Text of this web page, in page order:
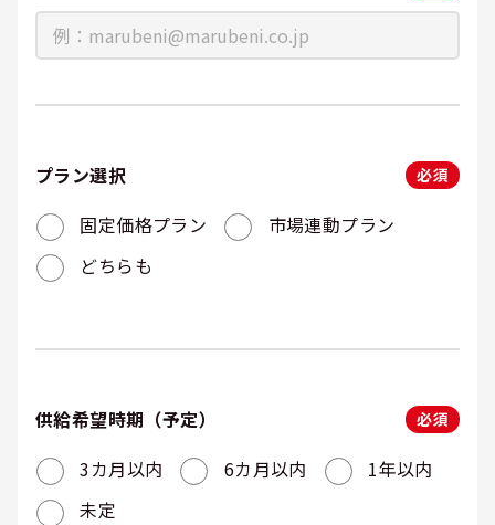
プラン選択 必須
固定価格プラン
市場連動プラン
どちらも
供給希望時期（予定） 必須
3カ月以内 6カ月以内
1年以内
未定